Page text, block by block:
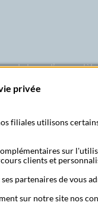
sur la base d’un
original sur le
un bureau de poste
privée
filiales utilisons
sur
clients et
partenaires de vous
sur notre site nos